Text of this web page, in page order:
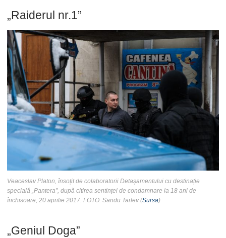
„Raiderul nr.1”
Veaceslav Platon, însoțit de colaboratorii Detașamentului cu destinație
specială „Pantera”, după citirea sentinței de condamnare la 18 ani de
închisoare, 20 aprilie 2017. FOTO: Sandu Tarlev (Sursa)
„Geniul Doga”